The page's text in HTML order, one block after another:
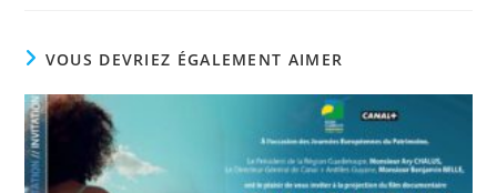
VOUS DEVRIEZ ÉGALEMENT AIMER